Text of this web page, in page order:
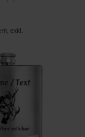
, exkl.